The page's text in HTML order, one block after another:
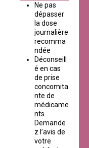
Ne pas
dépasser
la dose
journalière
recomma
ndée
Déconseill
é en cas
de prise
concomita
nte de
médicame
nts.
Demande
z l’avis de
votre